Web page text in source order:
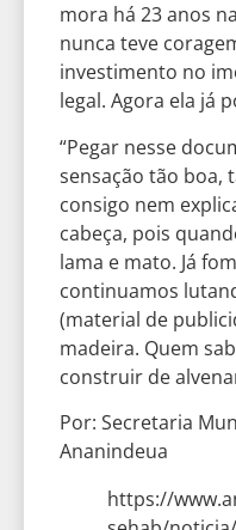
mora há 23 anos
nunca teve
investimento no
legal. Agora ela já
“Pegar nesse
sensação tão boa,
consigo nem
cabeça, pois
lama e mato. Já
continuamos
(material de
madeira. Quem
construir de
Por: Secretaria
Ananindeua
https://